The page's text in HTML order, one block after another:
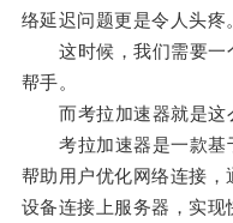
络延迟问题更是令人头疼
这时候，我们需要一
帮手。
而考拉加速器就是这
考拉加速器是一款基
帮助用户优化网络连接
设备连接上服务器，实现